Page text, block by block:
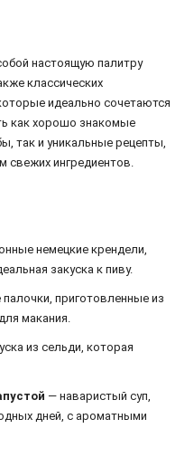
настоящую палитру
классических
идеально сочетаются
как хорошо знакомые
так и уникальные рецепты,
свежих ингредиентов.
немецкие крендели,
закуска к пиву.
приготовленные из
макания.
из сельди, которая
— наваристый суп,
дней, с ароматными